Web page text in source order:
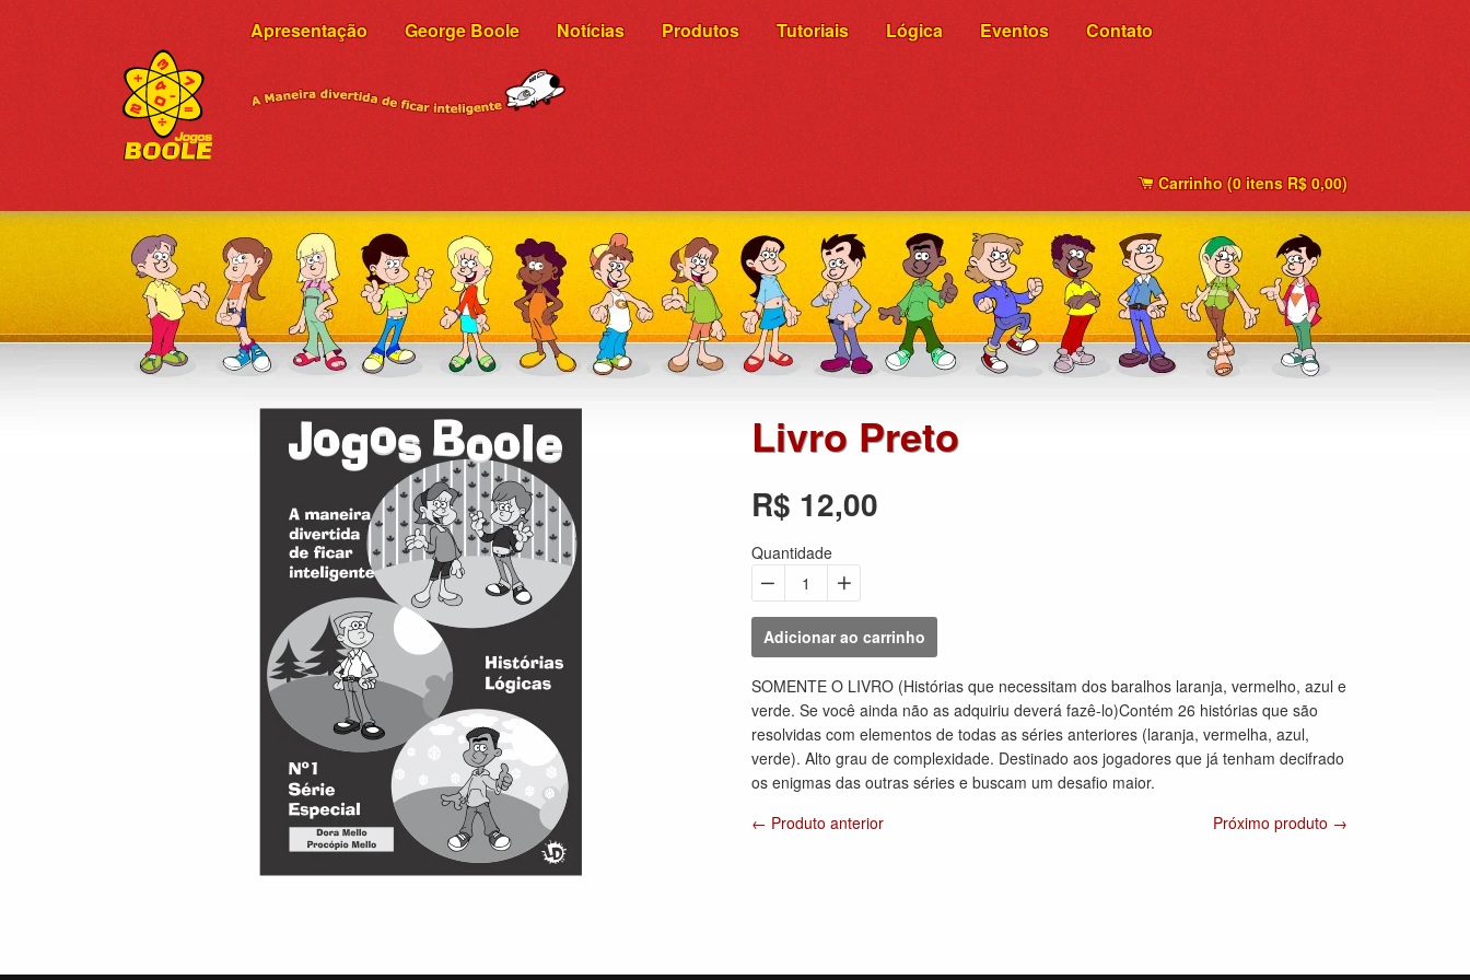
Apresentação George Boole Notícias Produtos Tutoriais Lógica Eventos Contato
Carrinho (0 itens R$ 0,00)
Livro Preto
Preço
normal
R$ 12,00
Quantidade
−
Reduzir
quantidade
em
uma
unidade
+
Aumentar
quantidade
em
uma
unidade
Adicionar ao carrinho
SOMENTE O LIVRO (Histórias que necessitam dos baralhos laranja, vermelho, azul e
verde. Se você ainda não as adquiriu deverá fazê-lo)Contém 26 histórias que são
resolvidas com elementos de todas as séries anteriores (laranja, vermelha, azul,
verde). Alto grau de complexidade. Destinado aos jogadores que já tenham decifrado
os enigmas das outras séries e buscam um desafio maior.
← Produto anterior
Próximo produto →